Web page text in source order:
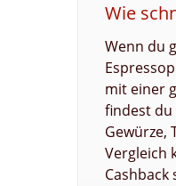
Wie
Wenn du
mit einer
findest du
Gewürze,
Vergleich
Cashback